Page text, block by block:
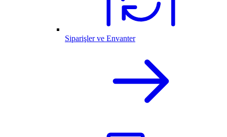
Siparişler ve Envanter